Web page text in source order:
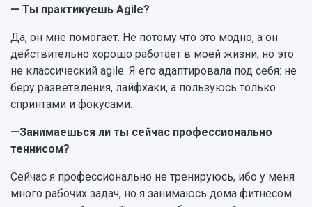
— Ты практикуешь Agile?
Да, он мне помогает. Не потому что это модно, а он
действительно хорошо работает в моей жизни, но это
не классический agile. Я его адаптировала под себя: не
беру разветвления, лайфхаки, а пользуюсь только
спринтами и фокусами.
—Занимаешься ли ты сейчас профессионально
теннисом?
Сейчас я профессионально не тренируюсь, ибо у меня
много рабочих задач, но я занимаюсь дома фитнесом